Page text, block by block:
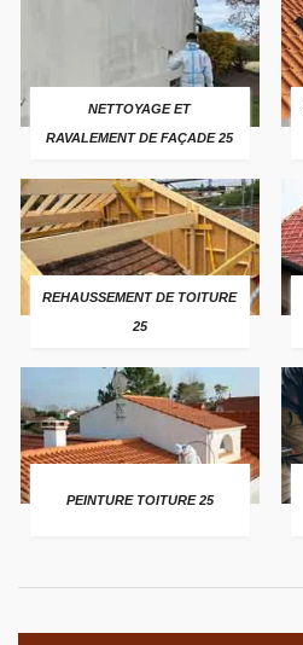
NETTOYAGE ET
RAVALEMENT DE FAÇADE 25
REHAUSSEMENT DE TOITURE
25
PEINTURE TOITURE 25